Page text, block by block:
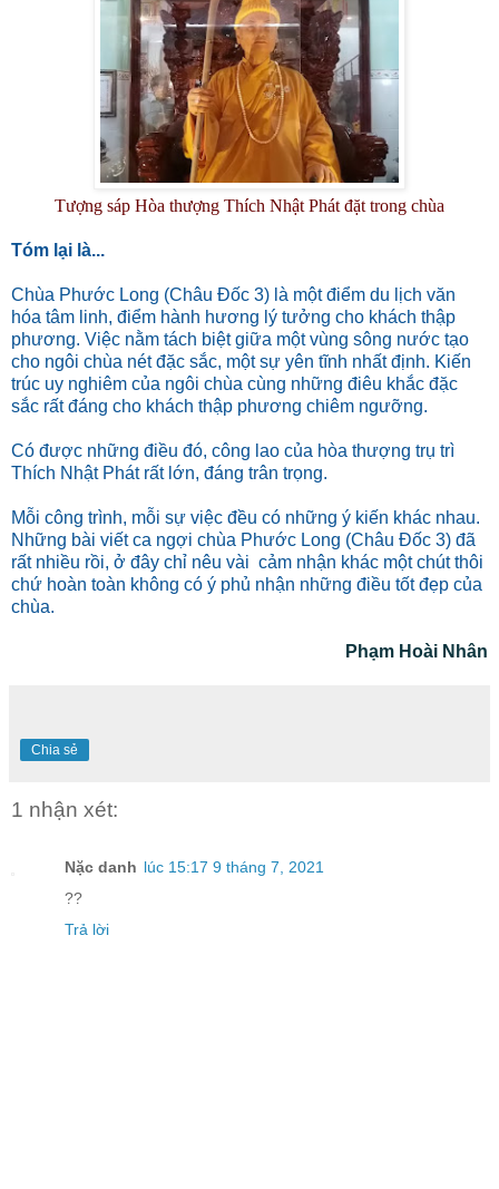
Tượng sáp Hòa thượng Thích Nhật Phát đặt trong chùa
Tóm lại là...
Chùa Phước Long (Châu Đốc 3) là một điểm du lịch văn
hóa tâm linh, điểm hành hương lý tưởng cho khách thập
phương. Việc nằm tách biệt giữa một vùng sông nước tạo
cho ngôi chùa nét đặc sắc, một sự yên tĩnh nhất định. Kiến
trúc uy nghiêm của ngôi chùa cùng những điêu khắc đặc
sắc rất đáng cho khách thập phương chiêm ngưỡng.
Có được những điều đó, công lao của hòa thượng trụ trì
Thích Nhật Phát rất lớn, đáng trân trọng.
Mỗi công trình, mỗi sự việc đều có những ý kiến khác nhau.
Những bài viết ca ngợi chùa Phước Long (Châu Đốc 3) đã
rất nhiều rồi, ở đây chỉ nêu vài cảm nhận khác một chút thôi
chứ hoàn toàn không có ý phủ nhận những điều tốt đẹp của
chùa.
Phạm Hoài Nhân
Chia sẻ
1 nhận xét:
Nặc danh lúc 15:17 9 tháng 7, 2021
??
Trả lời